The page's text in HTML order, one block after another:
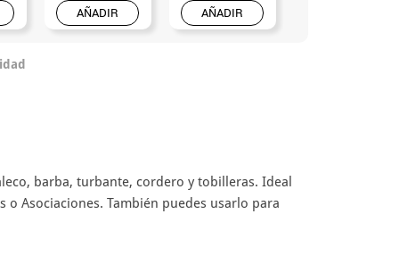
AÑADIR AÑADIR
barba, turbante, cordero y tobilleras. Ideal
Asociaciones. También puedes usarlo para